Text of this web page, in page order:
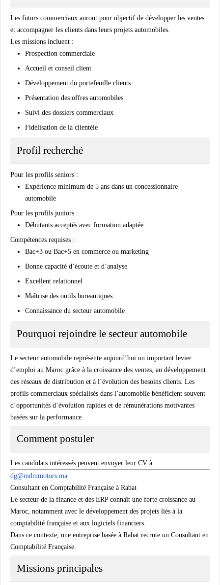
Les futurs commerciaux auront pour objectif de développer les ventes
et accompagner les clients dans leurs projets automobiles.
Les missions incluent :
Prospection commerciale
Accueil et conseil client
Développement du portefeuille clients
Présentation des offres automobiles
Suivi des dossiers commerciaux
Fidélisation de la clientèle
Profil recherché
Pour les profils seniors :
Expérience minimum de 5 ans dans un concessionnaire
automobile
Pour les profils juniors :
Débutants acceptés avec formation adaptée
Compétences requises :
Bac+3 ou Bac+5 en commerce ou marketing
Bonne capacité d’écoute et d’analyse
Excellent relationnel
Maîtrise des outils bureautiques
Connaissance du secteur automobile
Pourquoi rejoindre le secteur automobile
Le secteur automobile représente aujourd’hui un important levier
d’emploi au Maroc grâce à la croissance des ventes, au développement
des réseaux de distribution et à l’évolution des besoins clients. Les
profils commerciaux spécialisés dans l’automobile bénéficient souvent
d’opportunités d’évolution rapides et de rémunérations motivantes
basées sur la performance.
Comment postuler
Les candidats intéressés peuvent envoyer leur CV à :
dg@mdmmotors.ma
Consultant en Comptabilité Française à Rabat
Le secteur de la finance et des ERP connaît une forte croissance au
Maroc, notamment avec le développement des projets liés à la
comptabilité française et aux logiciels financiers.
Dans ce contexte, une entreprise basée à Rabat recrute un Consultant en
Comptabilité Française.
Missions principales